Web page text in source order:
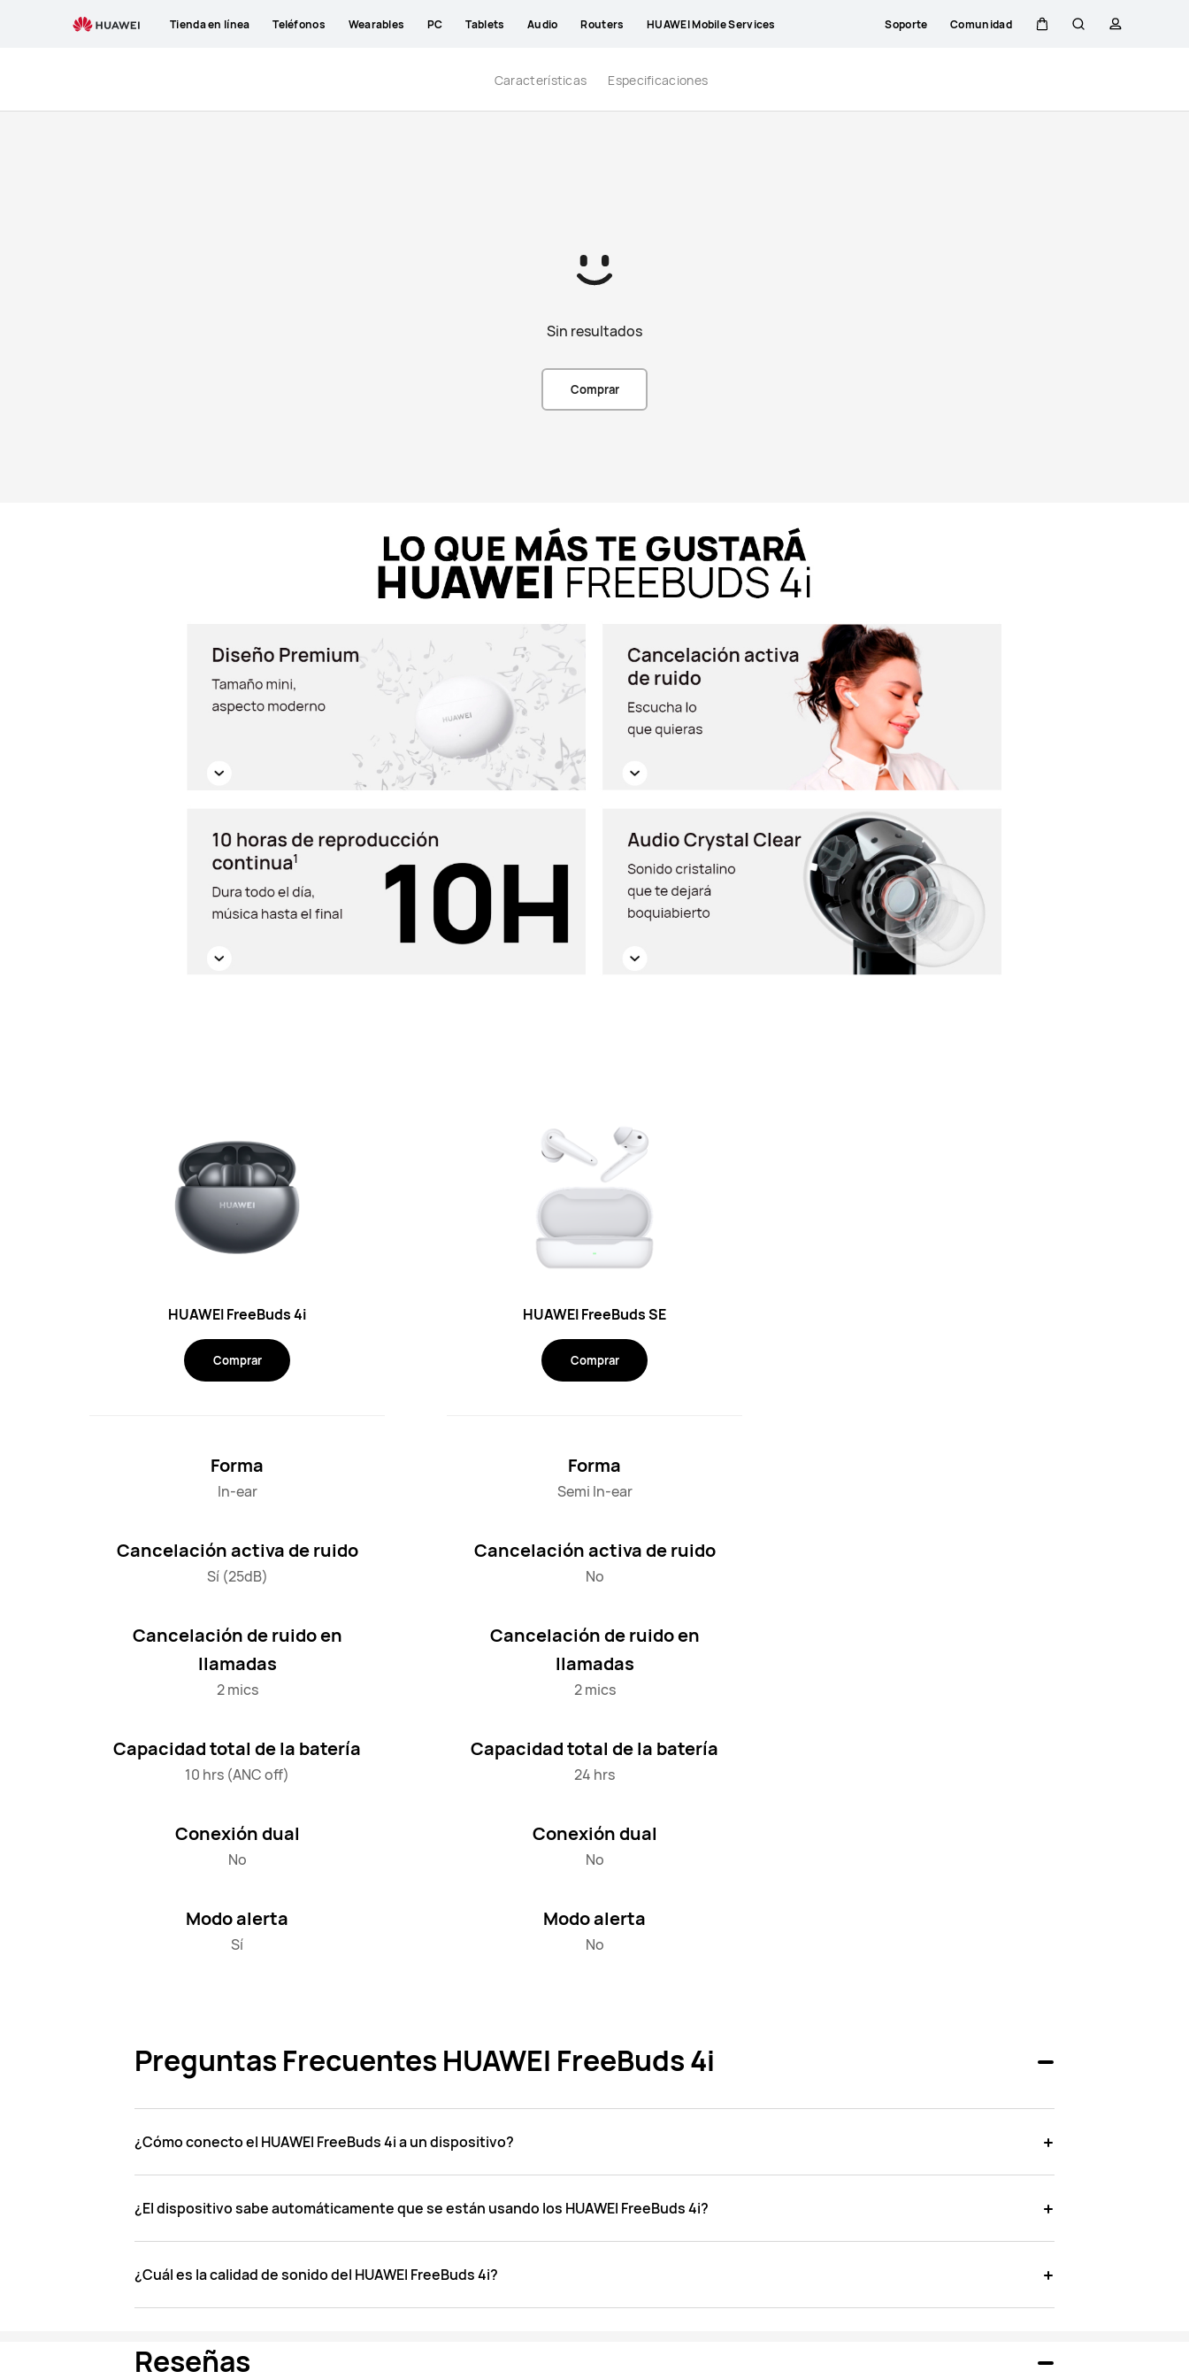
Comprar
Inalambricos
Tienda en línea Teléfonos Wearables PC Tablets Audio Routers HUAWEI Mobile Services Soporte Comunidad
Características Especificaciones
Sin resultados
Comprar
HUAWEI FreeBuds 4i
Comprar
Forma
In-ear
Cancelación activa de ruido
Sí (25dB)
Cancelación de ruido en
llamadas
2 mics
Capacidad total de la batería
10 hrs (ANC off)
Conexión dual
No
Modo alerta
Sí
HUAWEI FreeBuds SE
Comprar
Forma
Semi In-ear
Cancelación activa de ruido
No
Cancelación de ruido en
llamadas
2 mics
Capacidad total de la batería
24 hrs
Conexión dual
No
Modo alerta
No
Preguntas Frecuentes HUAWEI FreeBuds 4i
¿Cómo conecto el HUAWEI FreeBuds 4i a un dispositivo?
¿El dispositivo sabe automáticamente que se están usando los HUAWEI FreeBuds 4i?
¿Cuál es la calidad de sonido del HUAWEI FreeBuds 4i?
Reseñas